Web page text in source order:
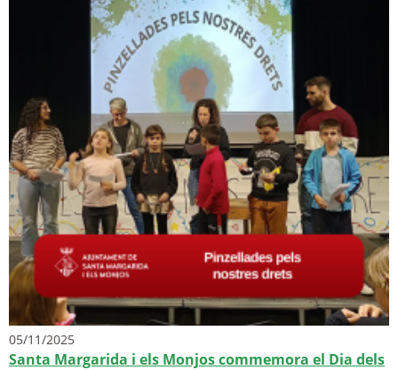
05/11/2025
Santa Margarida i els Monjos commemora el Dia dels